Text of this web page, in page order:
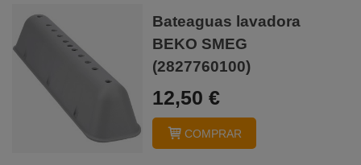
Bateaguas lavadora
BEKO SMEG
(2827760100)
12,50 €
COMPRAR